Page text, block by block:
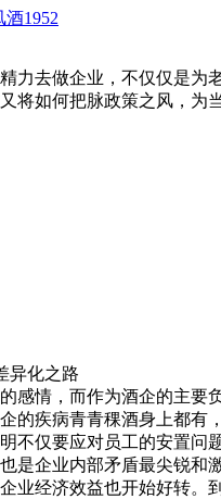
酒1952
力去做企业，不仅仅是为
将如何把脉政策之风，
化之路
情，而作为酒企的主要
的疾病青青稞酒身上都
不仅要应对员工的安置
是企业内部矛盾最尖锐
业经济效益也开始好转